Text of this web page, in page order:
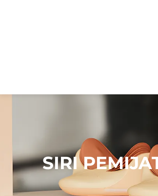
SIRI